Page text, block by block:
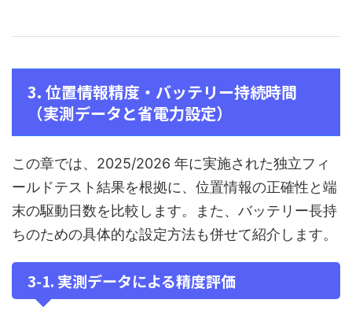
3. 位置情報精度・バッテリー持続時間
（実測データと省電力設定）
この章では、2025/2026 年に実施された独立フィ
ールドテスト結果を根拠に、位置情報の正確性と端
末の駆動日数を比較します。また、バッテリー長持
ちのための具体的な設定方法も併せて紹介します。
3‑1. 実測データによる精度評価